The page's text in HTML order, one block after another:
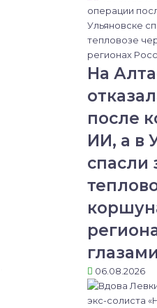
На
после
ИИ, а в
спасли
06.08.2026